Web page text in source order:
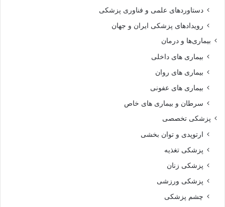
دستاوردهای علمی و فناوری پزشکی
رویدادهای پزشکی ایران و جهان
بیماری‌ها و درمان
بیماری های داخلی
بیماری های روان‌
بیماری های عفونی
سرطان و بیماری های خاص
پزشکی تخصصی
ارتوپدی و توان بخشی
پزشکی تغذیه
پزشکی زنان
پزشکی ورزشی
چشم پزشکی